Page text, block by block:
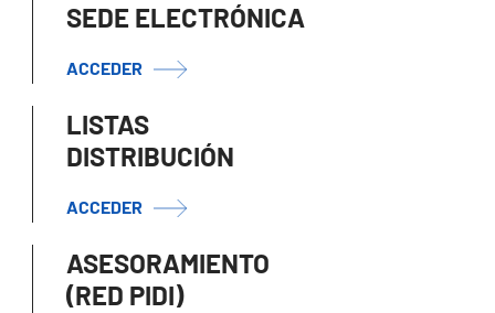
SEDE ELECTRÓNICA
ACCEDER
LISTAS
DISTRIBUCIÓN
ACCEDER
ASESORAMIENTO
(RED PIDI)